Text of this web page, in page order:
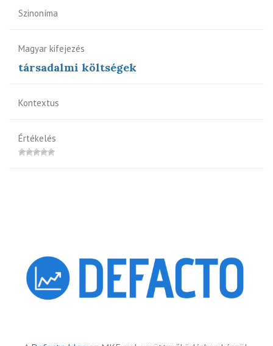
Szinoníma
Magyar kifejezés
társadalmi költségek
Kontextus
Értékelés